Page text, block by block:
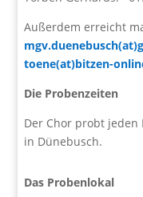
Außerdem erreicht
toene(at)bitzen-
Die Probenzeiten
Der Chor probt
in Dünebusch.
Das Probenlokal